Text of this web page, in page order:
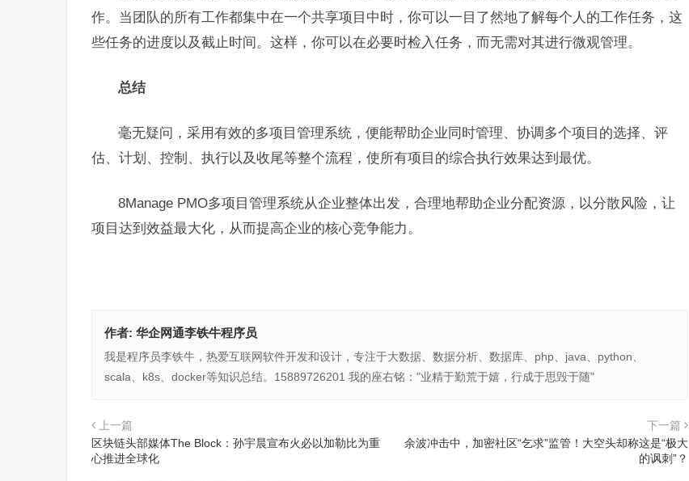
作。当团队的所有工作都集中在一个共享项目中时，你可以一目了然地了解每个人的工作任务，这
些任务的进度以及截止时间。这样，你可以在必要时检入任务，而无需对其进行微观管理。
总结
毫无疑问，采用有效的多项目管理系统，便能帮助企业同时管理、协调多个项目的选择、评
估、计划、控制、执行以及收尾等整个流程，使所有项目的综合执行效果达到最优。
8Manage PMO多项目管理系统从企业整体出发，合理地帮助企业分配资源，以分散风险，让
项目达到效益最大化，从而提高企业的核心竞争能力。
作者: 华企网通李铁牛程序员
我是程序员李铁牛，热爱互联网软件开发和设计，专注于大数据、数据分析、数据库、php、java、python、
scala、k8s、docker等知识总结。15889726201 我的座右铭："业精于勤荒于嬉，行成于思毁于随"
上一篇
区块链头部媒体The Block：孙宇晨宣布火必以加勒比为重
心推进全球化
下一篇
余波冲击中，加密社区“乞求”监管！大空头却称这是“极大
的讽刺”？